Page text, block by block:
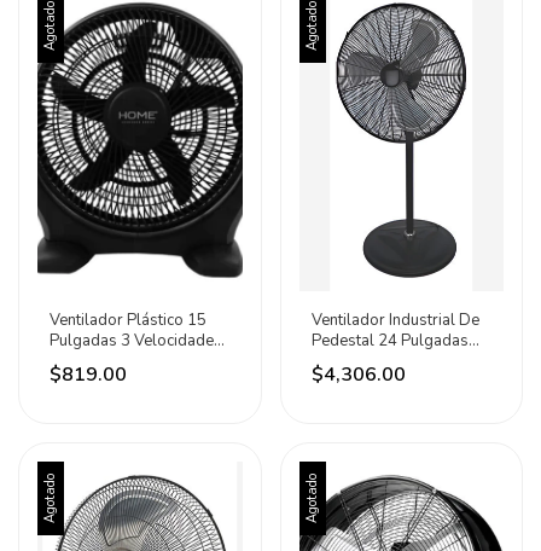
Agotado
Ventilador Plástico 15
Pulgadas 3 Velocidades
Marca Home 38.1 Cm
60hz Negro Negro
$819.00
Agotado
Ventilador Industrial De
Pedestal 24 Pulgadas
Aksi 60.96 Cm 60 Negro
Plateadas Plástico 3
$4,306.00
Agotado Agotado